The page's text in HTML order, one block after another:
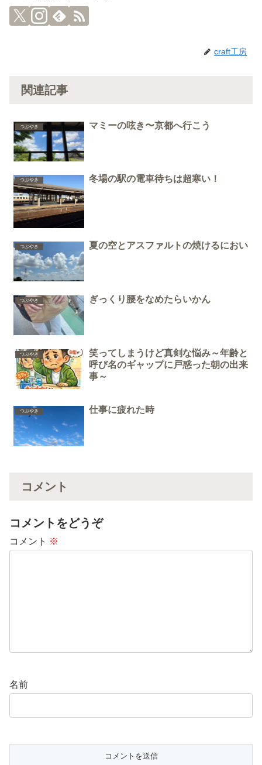
craft工房
関連記事
つぶやき マミーの呟き〜京都へ行こう
つぶやき 冬場の駅の電車待ちは超寒い！
つぶやき 夏の空とアスファルトの焼けるにおい
つぶやき ぎっくり腰をなめたらいかん
つぶやき
笑ってしまうけど真剣な悩み～年齢と
呼び名のギャップに戸惑った朝の出来
事～
つぶやき 仕事に疲れた時
コメント
コメントをどうぞ
コメント ※
名前